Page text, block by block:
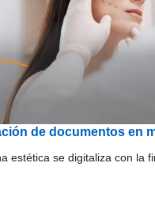
de documentos en
estética se digitaliza con la